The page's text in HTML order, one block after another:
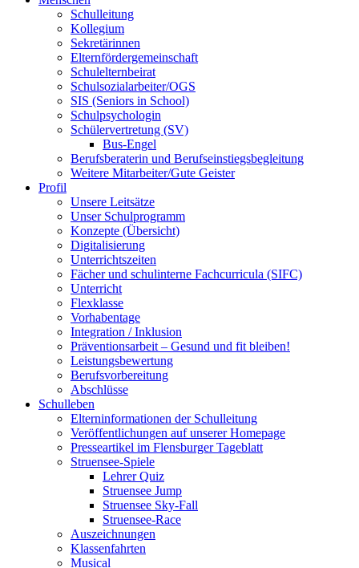
Schulleitung
Kollegium
Sekretärinnen
Elternfördergemeinschaft
Schulelternbeirat
Schulsozialarbeiter/OGS
SIS (Seniors in School)
Schulpsychologin
Schülervertretung (SV)
Bus-Engel
Berufsberaterin und Berufseinstiegsbegleitung
Weitere Mitarbeiter/Gute Geister
Profil
Unsere Leitsätze
Unser Schulprogramm
Konzepte (Übersicht)
Digitalisierung
Unterrichtszeiten
Fächer und schulinterne Fachcurricula (SIFC)
Unterricht
Flexklasse
Vorhabentage
Integration / Inklusion
Präventionsarbeit – Gesund und fit bleiben!
Leistungsbewertung
Berufsvorbereitung
Abschlüsse
Schulleben
Elterninformationen der Schulleitung
Veröffentlichungen auf unserer Homepage
Presseartikel im Flensburger Tageblatt
Struensee-Spiele
Lehrer Quiz
Struensee Jump
Struensee Sky-Fall
Struensee-Race
Auszeichnungen
Klassenfahrten
Musical